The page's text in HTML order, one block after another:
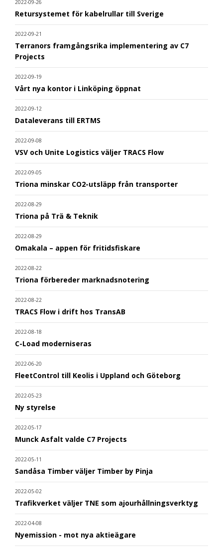
2022-09-26
Retursystemet för kabelrullar till Sverige
2022-09-21
Terranors framgångsrika implementering av C7
Projects
2022-09-19
Vårt nya kontor i Linköping öppnat
2022-09-12
Dataleverans till ERTMS
2022-09-08
VSV och Unite Logistics väljer TRACS Flow
2022-09-05
Triona minskar CO2-utsläpp från transporter
2022-08-29
Triona på Trä & Teknik
2022-08-29
Omakala – appen för fritidsfiskare
2022-08-22
Triona förbereder marknadsnotering
2022-08-22
TRACS Flow i drift hos TransAB
2022-08-18
C-Load moderniseras
2022-06-20
FleetControl till Keolis i Uppland och Göteborg
2022-05-23
Ny styrelse
2022-05-17
Munck Asfalt valde C7 Projects
2022-05-11
Sandåsa Timber väljer Timber by Pinja
2022-05-02
Trafikverket väljer TNE som ajourhållningsverktyg
2022-04-08
Nyemission - mot nya aktieägare